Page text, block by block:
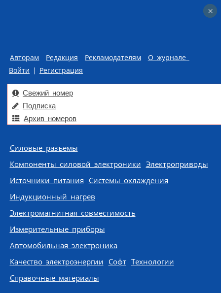
Авторам Редакция Рекламодателям
О журнале
Войти | Регистрация
Свежий номер
Подписка
Архив номеров
Skip to content
Силовые разъемы
Компоненты силовой электроники Электроприводы
Источники питания Системы охлаждения
Индукционный нагрев
Электромагнитная совместимость
Измерительные приборы
Автомобильная электроника
Качество электроэнергии Софт Технологии
Справочные материалы
×
×